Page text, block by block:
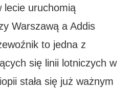
lecie uruchomią
Warszawą a Addis
to jedna z
się linii lotniczych w
stała się już ważnym